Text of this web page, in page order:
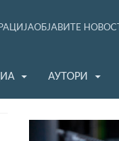
ОБЈАВИТЕ НОВОСТ
АУТОРИ